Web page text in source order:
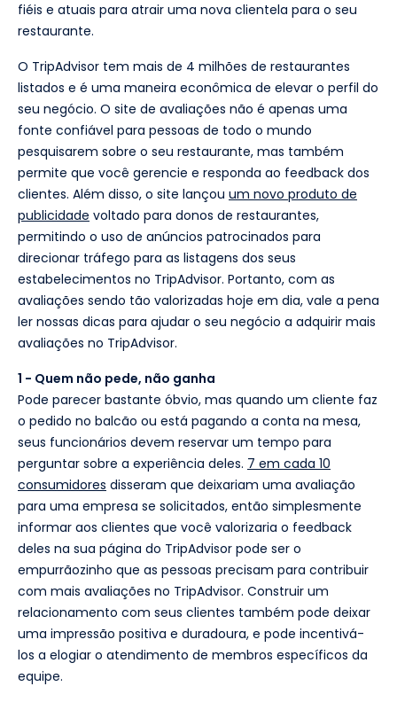
fiéis e atuais para atrair uma nova clientela para o seu
restaurante.
O TripAdvisor tem mais de 4 milhões de restaurantes
listados e é uma maneira econômica de elevar o perfil do
seu negócio. O site de avaliações não é apenas uma
fonte confiável para pessoas de todo o mundo
pesquisarem sobre o seu restaurante, mas também
permite que você gerencie e responda ao feedback dos
clientes. Além disso, o site lançou um novo produto de
publicidade voltado para donos de restaurantes,
permitindo o uso de anúncios patrocinados para
direcionar tráfego para as listagens dos seus
estabelecimentos no TripAdvisor. Portanto, com as
avaliações sendo tão valorizadas hoje em dia, vale a pena
ler nossas dicas para ajudar o seu negócio a adquirir mais
avaliações no TripAdvisor.
1 - Quem não pede, não ganha
Pode parecer bastante óbvio, mas quando um cliente faz
o pedido no balcão ou está pagando a conta na mesa,
seus funcionários devem reservar um tempo para
perguntar sobre a experiência deles. 7 em cada 10
consumidores disseram que deixariam uma avaliação
para uma empresa se solicitados, então simplesmente
informar aos clientes que você valorizaria o feedback
deles na sua página do TripAdvisor pode ser o
empurrãozinho que as pessoas precisam para contribuir
com mais avaliações no TripAdvisor. Construir um
relacionamento com seus clientes também pode deixar
uma impressão positiva e duradoura, e pode incentivá-
los a elogiar o atendimento de membros específicos da
equipe.